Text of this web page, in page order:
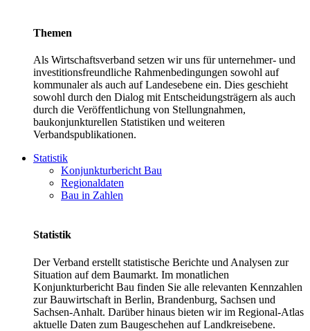
Themen
Als Wirtschaftsverband setzen wir uns für unternehmer- und
investitionsfreundliche Rahmenbedingungen sowohl auf
kommunaler als auch auf Landesebene ein. Dies geschieht
sowohl durch den Dialog mit Entscheidungsträgern als auch
durch die Veröffentlichung von Stellungnahmen,
baukonjunkturellen Statistiken und weiteren
Verbandspublikationen.
Statistik
Konjunkturbericht Bau
Regionaldaten
Bau in Zahlen
Statistik
Der Verband erstellt statistische Berichte und Analysen zur
Situation auf dem Baumarkt. Im monatlichen
Konjunkturbericht Bau finden Sie alle relevanten Kennzahlen
zur Bauwirtschaft in Berlin, Brandenburg, Sachsen und
Sachsen-Anhalt. Darüber hinaus bieten wir im Regional-Atlas
aktuelle Daten zum Baugeschehen auf Landkreisebene.